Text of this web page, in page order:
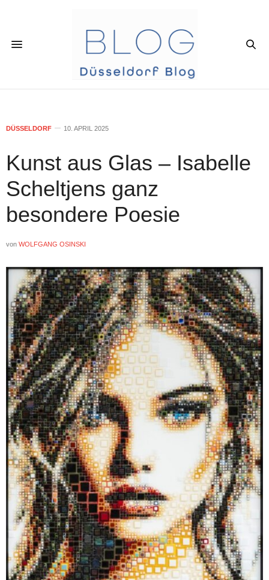
DÜSSELDORF 10. APRIL 2025
Kunst aus Glas – Isabelle
Scheltjens ganz
besondere Poesie
von WOLFGANG OSINSKI